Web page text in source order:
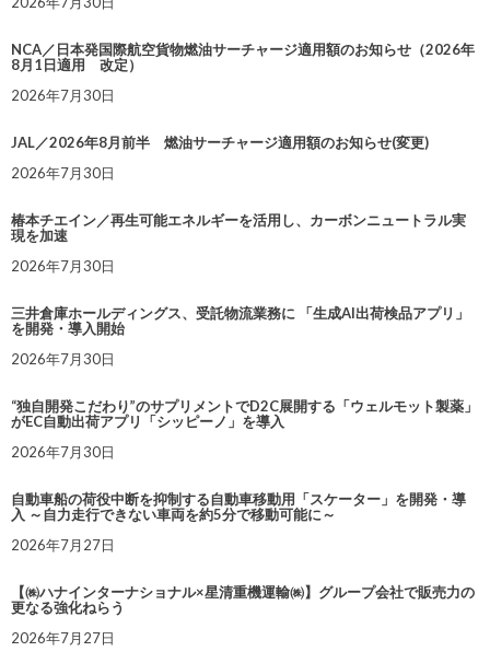
NCA／日本発国際航空貨物燃油サーチャージ適用額のお知らせ（2026年
8月1日適用 改定）
2026年7月30日
JAL／2026年8月前半 燃油サーチャージ適用額のお知らせ(変更)
2026年7月30日
椿本チエイン／再生可能エネルギーを活用し、カーボンニュートラル実
現を加速
2026年7月30日
三井倉庫ホールディングス、受託物流業務に 「生成AI出荷検品アプリ」
を開発・導入開始
2026年7月30日
“独自開発こだわり”のサプリメントでD2C展開する「ウェルモット製薬」
がEC自動出荷アプリ「シッピーノ」を導入
2026年7月30日
自動車船の荷役中断を抑制する自動車移動用「スケーター」を開発・導
入 ～自力走行できない車両を約5分で移動可能に～
2026年7月27日
【㈱ハナインターナショナル×星清重機運輸㈱】グループ会社で販売力の
更なる強化ねらう
2026年7月27日